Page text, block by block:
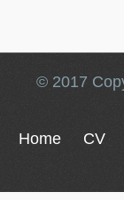
© 2017
Home CV